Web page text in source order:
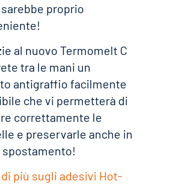
proprio
al nuovo Termomelt C
tra le mani un
antigraffio facilmente
che vi permetterà di
correttamente le
e preservarle anche in
spostamento!
più sugli adesivi Hot-